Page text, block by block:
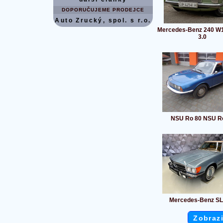
DOPORUČUJEME PRODEJCE
Auto Zrucký, spol. s r.o.
Mercedes-Benz 240
3.0
NSU Ro 80 NSU
Mercedes-Benz